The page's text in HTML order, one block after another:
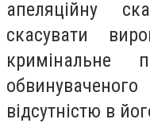
апеляційну
скасувати
кримінальне
відсутністю в